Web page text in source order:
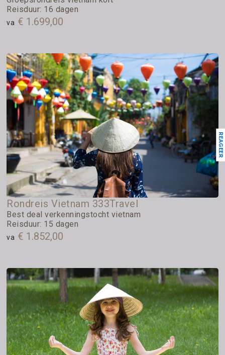
Reisduur: 16 dagen
va € 1.699,00
Rondreis Vietnam 333Travel
Best deal verkenningstocht vietnam
Reisduur: 15 dagen
va € 1.852,00
REAGEER